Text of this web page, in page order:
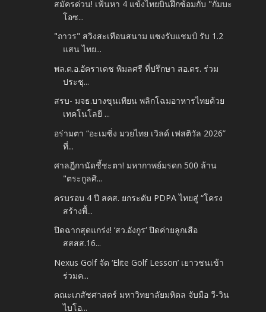
สมัครด่วน! เฟ้นหา 4 แข้งไทยบินฝึกซ้อมกับ "กัมบะ
โอซ...
"ถาวร" สวิงสะเทือนสนาม แซงรับแชมป์ รับ 1.2
แสน ไทย...
พล.ต.อ.อัคราเดช พิมลศรี ที่ปรึกษา สอ.ตร. ร่วม
ประชุ...
สรบ- มจธ.บางขุนเทียน พลิกโฉมอาหารไทยด้วย
เทคโนโลยี ...
อร่ามตา “อะเมซิ่ง มวยไทย เวิลด์ เฟสติวัล 2026”
ที่...
ศาลฎีกานัดชี้ชะตา! มหากาพย์มรดก 500 ล้าน
"ตระกูลศิ...
ครบรอบ 4 ปี สคส. ยกระดับ PDPA ไทยสู่ “โครง
สร้างพื้...
ปิดฉากสุดแกร่ง! ‘สว.อังกูร‘ ปิดค่ายลูกเสือ
สสสส.16...
Nexus Golf จัด ‘Elite Golf Lesson’ เยาวชนเข้า
ร่วมค...
คณะเภสัชศาสตร์ มหาวิทยาลัยมหิดล จับมือ วี-วิน
ไบโอ...